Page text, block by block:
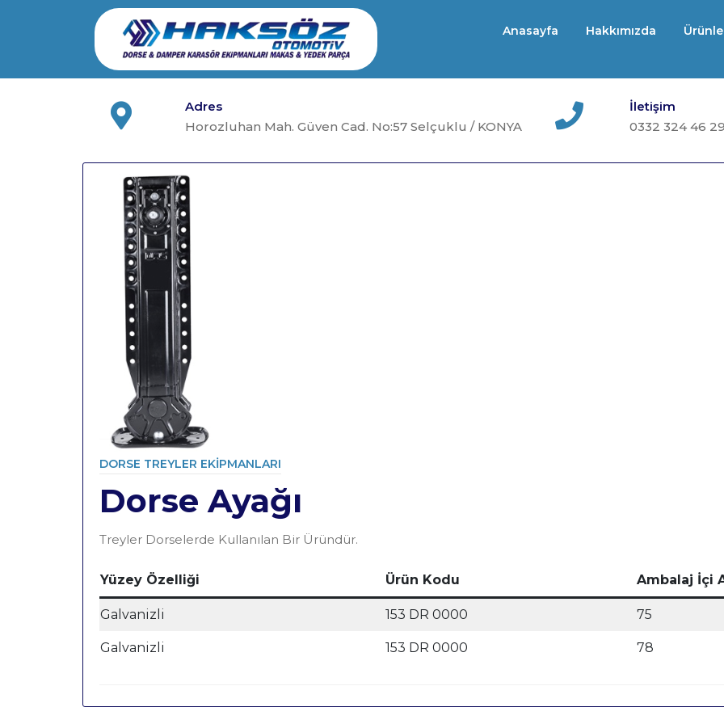
Anasayfa Hakkımızda
Adres
Horozluhan Mah. Güven Cad. No:57 Selçuklu / KONYA
İletişim
0332 324 46
DORSE TREYLER EKIPMANLARI
Category
Dorse Ayağı
Treyler Dorselerde Kullanılan Bir Üründür.
Yüzey Özelliği Ürün Kodu Ambalaj İçi
Galvanizli 153 DR 0000 75
Galvanizli 153 DR 0000 78